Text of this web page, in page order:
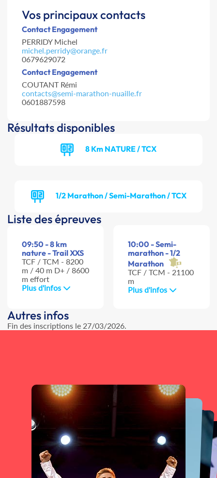
Vos principaux contacts
Contact Engagement
PERRIDY Michel
michel.perridy@orange.fr
0679629072
Contact Engagement
COUTANT Rémi
contacts@semi-marathon-nuaille.fr
0601887598
Résultats disponibles
8 Km NATURE / TCX
1/2 Marathon / Semi-Marathon / TCX
Liste des épreuves
09:50 - 8 km
nature - Trail XXS
TCF / TCM - 8200
m / 40 m D+ / 8600
m effort
Plus d'infos
10:00 - Semi-
marathon - 1/2
Marathon
TCF / TCM - 21100
m
Plus d'infos
Autres infos
Fin des inscriptions le 27/03/2026.